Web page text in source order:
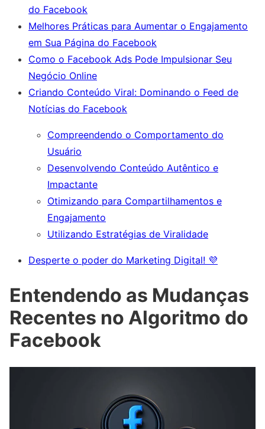
do Facebook
Melhores Práticas para Aumentar o Engajamento
em Sua Página do Facebook
Como o Facebook Ads Pode Impulsionar Seu
Negócio Online
Criando Conteúdo Viral: Dominando o Feed de
Notícias do Facebook
Compreendendo o Comportamento do
Usuário
Desenvolvendo Conteúdo Autêntico e
Impactante
Otimizando para Compartilhamentos e
Engajamento
Utilizando Estratégias de Viralidade
Desperte o poder do Marketing Digital! 💜
Entendendo as Mudanças
Recentes no Algoritmo do
Facebook